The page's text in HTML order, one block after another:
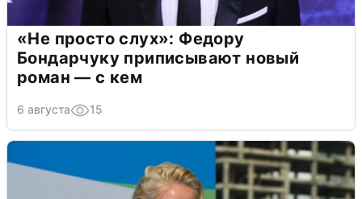
«Не просто слух»: Федору
Бондарчуку приписывают новый
роман — с кем
6 августа 15